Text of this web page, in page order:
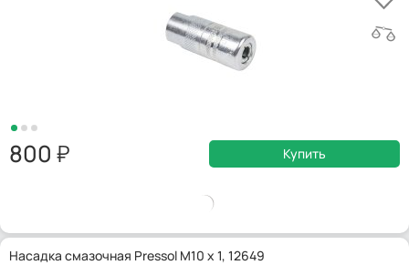
800 Купить
Насадка смазочная Pressol M10 x 1, 12649